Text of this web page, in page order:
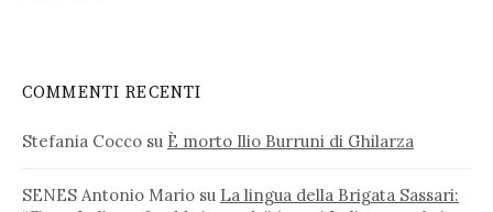
COMMENTI RECENTI
Stefania Cocco su È morto Ilio Burruni di Ghilarza
SENES Antonio Mario su La lingua della Brigata Sassari: